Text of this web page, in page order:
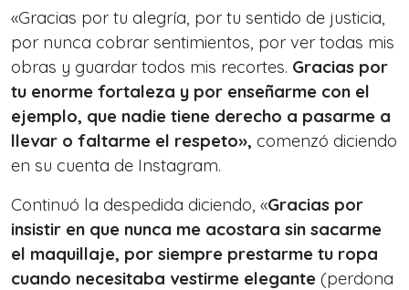
«Gracias por tu alegría, por tu sentido de justicia,
por nunca cobrar sentimientos, por ver todas mis
obras y guardar todos mis recortes. Gracias por
tu enorme fortaleza y por enseñarme con el
ejemplo, que nadie tiene derecho a pasarme a
llevar o faltarme el respeto», comenzó diciendo
en su cuenta de Instagram.
Continuó la despedida diciendo, «Gracias por
insistir en que nunca me acostara sin sacarme
el maquillaje, por siempre prestarme tu ropa
cuando necesitaba vestirme elegante (perdona